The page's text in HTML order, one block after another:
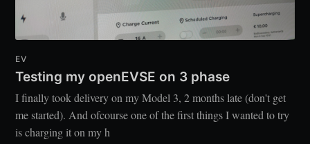
EV
Testing my openEVSE on 3 phase
I finally took delivery on my Model 3, 2 months late (don't get
me started). And ofcourse one of the first things I wanted to try
is charging it on my h